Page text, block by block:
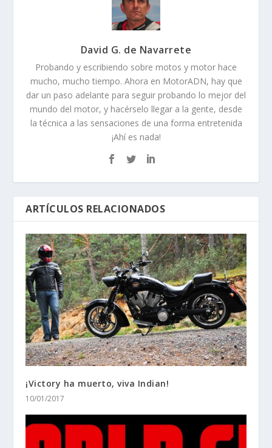
David G. de Navarrete
Probando y escribiendo sobre motos y motor hace
mucho, mucho tiempo. Ahora en MotorADN, hay que
dar un paso adelante para seguir probando lo mejor del
mundo del motor, y hacérselo llegar a la gente, desde
la técnica a las sensaciones de una forma entretenida
¡Ahí es nada!
ARTÍCULOS RELACIONADOS
¡Victory ha muerto, viva Indian!
10/01/2017